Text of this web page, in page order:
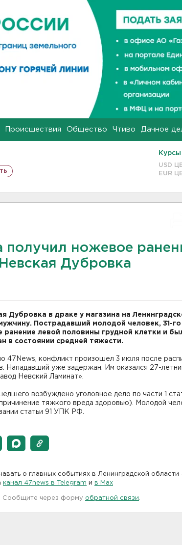
Происшествия Общество Чтиво Дачное
USD
EUR
получил ножевое
Дубровка
Дубровка в драке у магазина на
Пострадавший молодой человек, 31-го
ранение левой половины грудной клетки и
в состоянии средней тяжести.
47News, конфликт произошел 3 июля после
Нападавший уже задержан. Им оказался 27-
Невский Ламинат».
возбуждено уголовное дело по части 1
тяжкого вреда здоровью). Молодой
статьи 91 УПК РФ.
о главных событиях в Ленинградской области
канал 47news в Telegram и в Maх
Сообщите через форму обратной связи